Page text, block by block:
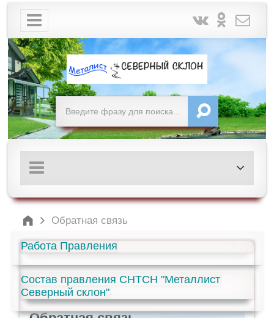
Обратная связь
Работа Правления
Состав правления СНТСН "Металлист
Северный склон"